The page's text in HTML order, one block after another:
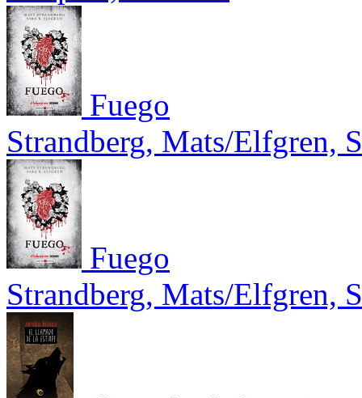
Fuego
Strandberg, Mats/Elfgren,
Fuego
Strandberg, Mats/Elfgren,